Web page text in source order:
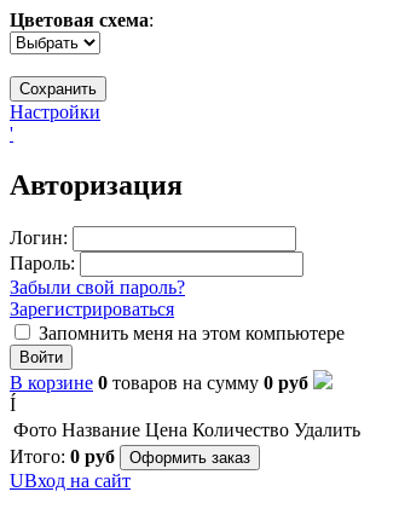
Цветовая схема:
Настройки
'
Авторизация
Логин:
Пароль:
Забыли свой пароль?
Зарегистрироваться
Запомнить меня на этом компьютере
Войти
В корзине 0 товаров на сумму 0 руб
Í
Фото Название Цена Количество Удалить
Итого: 0 руб Оформить заказ
UВход на сайт